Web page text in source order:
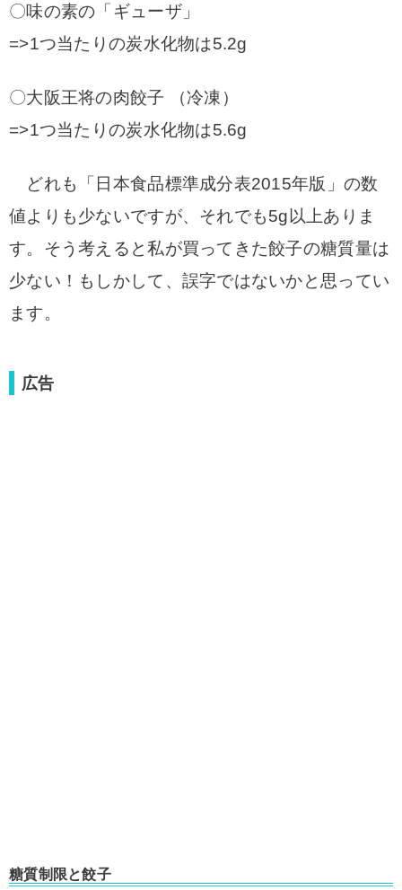
〇味の素の「ギューザ」
=>1つ当たりの炭水化物は5.2g
〇大阪王将の肉餃子 （冷凍）
=>1つ当たりの炭水化物は5.6g
どれも「日本食品標準成分表2015年版」の数
値よりも少ないですが、それでも5g以上ありま
す。そう考えると私が買ってきた餃子の糖質量は
少ない！もしかして、誤字ではないかと思ってい
ます。
広告
糖質制限と餃子